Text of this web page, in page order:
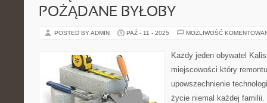
POŻĄDANE BYŁOBY
POSTED BY ADMIN PAŹ - 11 - 2025 MOŻLIWOŚĆ
Każdy jeden obywatel
miejscowości który
upowszechnienie
życie niemal każdej familii.